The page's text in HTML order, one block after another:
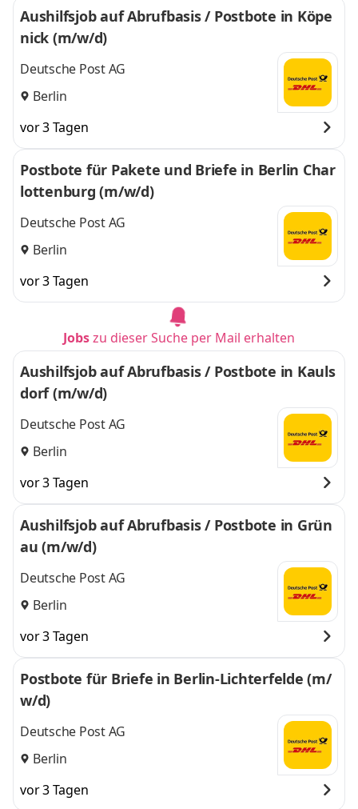
Aushilfsjob auf Abrufbasis / Postbote in Köpe
nick (m/w/d)
Deutsche Post AG
Berlin
vor 3 Tagen
Postbote für Pakete und Briefe in Berlin Char
lottenburg (m/w/d)
Deutsche Post AG
Berlin
vor 3 Tagen
Jobszu dieser Suche per Mail erhalten
Aushilfsjob auf Abrufbasis / Postbote in Kauls
dorf (m/w/d)
Deutsche Post AG
Berlin
vor 3 Tagen
Aushilfsjob auf Abrufbasis / Postbote in Grün
au (m/w/d)
Deutsche Post AG
Berlin
vor 3 Tagen
Postbote für Briefe in Berlin-Lichterfelde (m/
w/d)
Deutsche Post AG
Berlin
vor 3 Tagen